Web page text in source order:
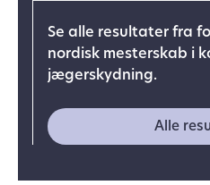
Se alle resultater fra
nordisk mesterskab i
jægerskydning.
Alle